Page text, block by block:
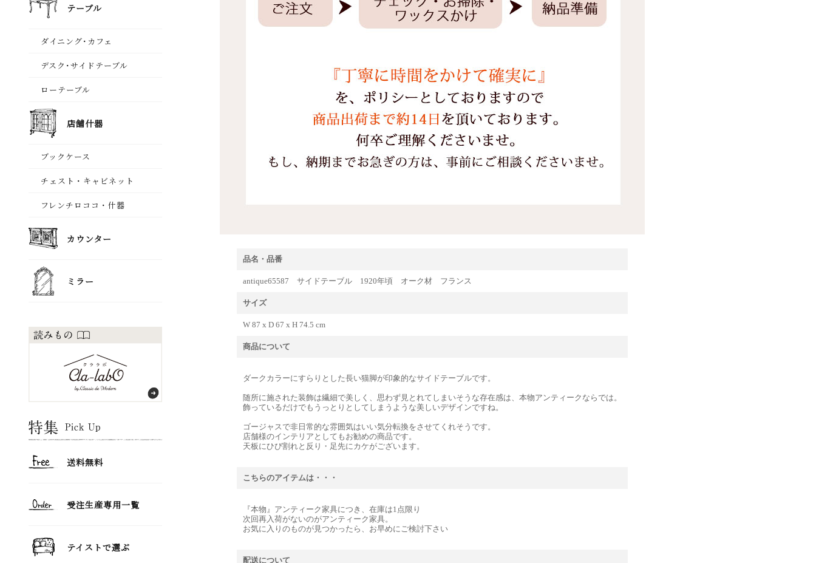
品名・品番
antique65587 サイドテーブル 1920年頃 オーク材 フランス
サイズ
W 87 x D 67 x H 74.5 cm
商品について
ダークカラーにすらりとした長い猫脚が印象的なサイドテーブルです。
随所に施された装飾は繊細で美しく、思わず見とれてしまいそうな存在感は、本物アンティークならでは。
飾っているだけでもうっとりとしてしまうような美しいデザインですね。
ゴージャスで非日常的な雰囲気はいい気分転換をさせてくれそうです。
店舗様のインテリアとしてもお勧めの商品です。
天板にひび割れと反り・足先にカケがございます。
こちらのアイテムは・・・
『本物』アンティーク家具につき、在庫は1点限り
次回再入荷がないのがアンティーク家具。
お気に入りのものが見つかったら、お早めにご検討下さい
配送について